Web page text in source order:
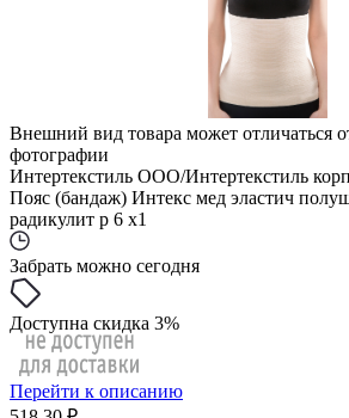
Внешний вид товара может отличаться
фотографии
Интертекстиль ООО/Интертекстиль
Пояс (бандаж) Интекс мед эластич
радикулит р 6 x1
Забрать можно сегодня
Доступна скидка 3%
Перейти к описанию